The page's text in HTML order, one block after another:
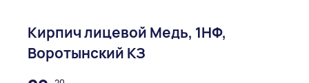
Кирпич лицевой Медь, 1НФ,
Воротынский КЗ